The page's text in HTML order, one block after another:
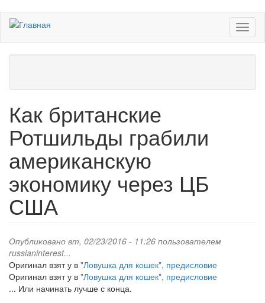
Перейти
основному
содержанию
Как британские
Ротшильды грабили
американскую
экономику через ЦБ
США
Опубликовано вт, 02/23/2016 - 11:26 пользователем
russianinterest...
Оригинал взят у в "Ловушка для кошек", предисловие
Оригинал взят у в "Ловушка для кошек", предисловие
... Или начинать лучше с конца.